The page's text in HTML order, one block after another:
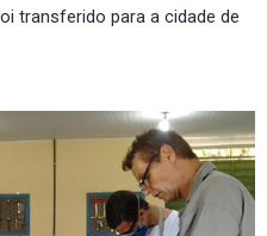
transferido para a cidade de